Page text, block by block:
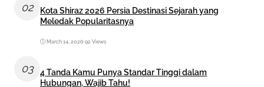
02
Kota Shiraz 2026 Persia Destinasi Sejarah yang
Meledak Popularitasnya
March 14, 2026•92 Views
03
4 Tanda Kamu Punya Standar Tinggi dalam
Hubungan, Wajib Tahu!